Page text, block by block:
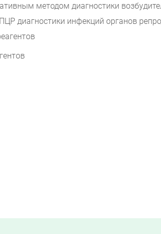
методом диагностики
диагностики инфекций органов